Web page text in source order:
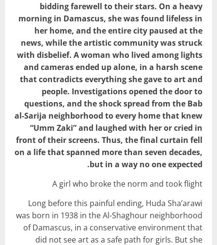
bidding farewell to their stars. On a heavy
morning in Damascus, she was found lifeless in
her home, and the entire city paused at the
news, while the artistic community was struck
with disbelief. A woman who lived among lights
and cameras ended up alone, in a harsh scene
that contradicts everything she gave to art and
people. Investigations opened the door to
questions, and the shock spread from the Bab
al-Sarija neighborhood to every home that knew
“Umm Zaki” and laughed with her or cried in
front of their screens. Thus, the final curtain fell
on a life that spanned more than seven decades,
but in a way no one expected.
A girl who broke the norm and took flight
Long before this painful ending, Huda Sha’arawi
was born in 1938 in the Al-Shaghour neighborhood
of Damascus, in a conservative environment that
did not see art as a safe path for girls. But she